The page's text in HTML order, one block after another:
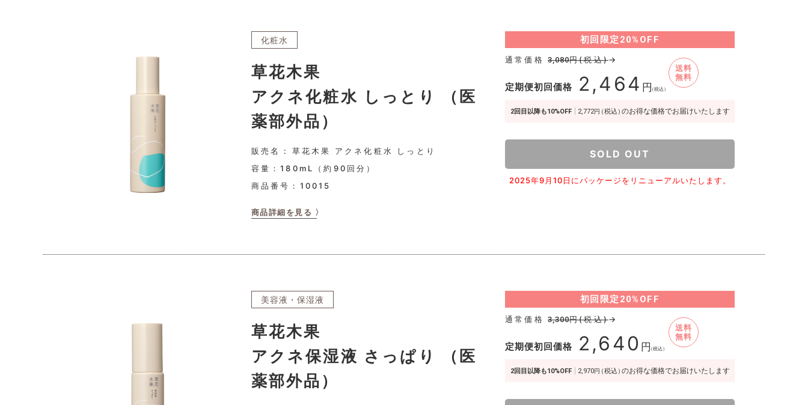
化粧水
草花木果
アクネ化粧水 しっとり （医
薬部外品）
販売名 : 草花木果 アクネ化粧水 しっとり
容量：180mL（約90回分）
商品番号： 10015
商品詳細を見る 〉
初回限定 20%OFF
通常価格 3,080円(税込)→
定期便初回価格 2,464 円（税込）
送料
無料
2回目以降も10%OFF 2,772円（税込）のお得な価格でお届けいたします
SOLD OUT
2025年9月10日にパッケージをリニューアルいたします。
美容液・保湿液
草花木果
アクネ保湿液 さっぱり （医
薬部外品）
初回限定 20%OFF
通常価格 3,300円(税込)→
定期便初回価格 2,640 円（税込）
送料
無料
2回目以降も10%OFF 2,970円（税込）のお得な価格でお届けいたします